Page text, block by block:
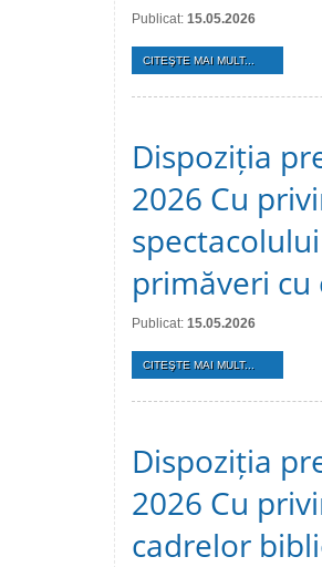
Publicat: 15.05.2026
CITEŞTE MAI MULT...
Dispoziția
2026 Cu
spectacolului
primăveri cu
Publicat: 15.05.2026
CITEŞTE MAI MULT...
Dispoziția
2026 Cu
cadrelor